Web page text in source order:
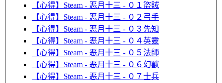
【心得】Steam - 恶月十三 - ０１盜賊
【心得】Steam - 恶月十三 - ０２弓手
【心得】Steam - 恶月十三 - ０３先知
【心得】Steam - 恶月十三 - ０４英靈
【心得】Steam - 恶月十三 - ０５法師
【心得】Steam - 恶月十三 - ０６幻獸
【心得】Steam - 恶月十三 - ０７士兵